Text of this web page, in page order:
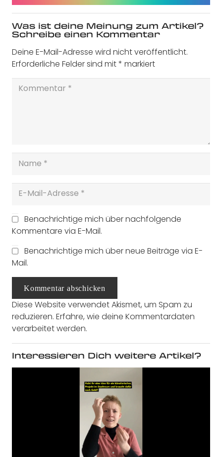
Was ist deine Meinung zum Artikel?
Schreibe einen Kommentar
Deine E-Mail-Adresse wird nicht veröffentlicht.
Erforderliche Felder sind mit* markiert
Benachrichtige mich über nachfolgende
Kommentare via E-Mail.
Benachrichtige mich über neue Beiträge via E-
Mail.
Kommentar abschicken
Diese Website verwendet Akismet, um Spam zu
reduzieren. Erfahre, wie deine Kommentardaten
verarbeitet werden.
Interessieren Dich weitere Artikel?